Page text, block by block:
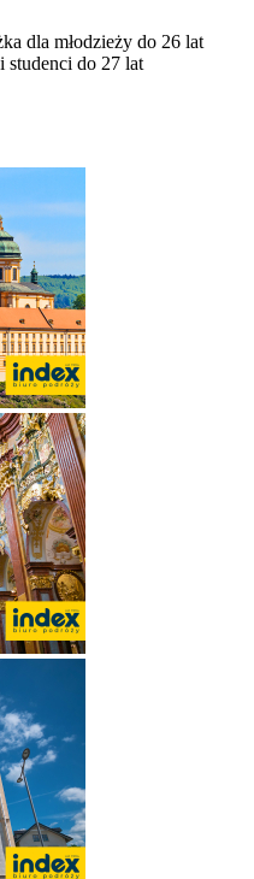
dla młodzieży do 26 lat
studenci do 27 lat